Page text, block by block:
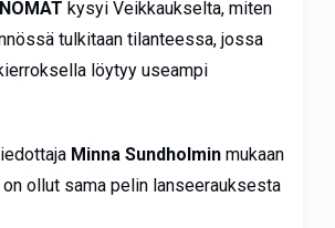
kysyi Veikkaukselta, miten
tulkitaan tilanteessa, jossa
löytyy useampi
Minna Sundholminmukaan
ollut sama pelin lanseerauksesta